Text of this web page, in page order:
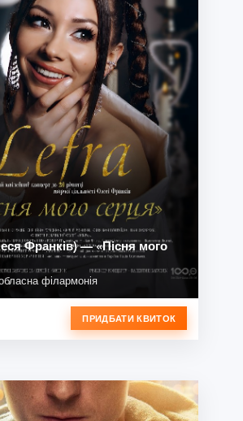
Франків) — «Пісня мого
філармонія
ПРИДБАТИ КВИТОК